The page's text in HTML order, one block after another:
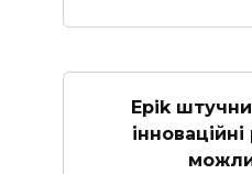
Epik